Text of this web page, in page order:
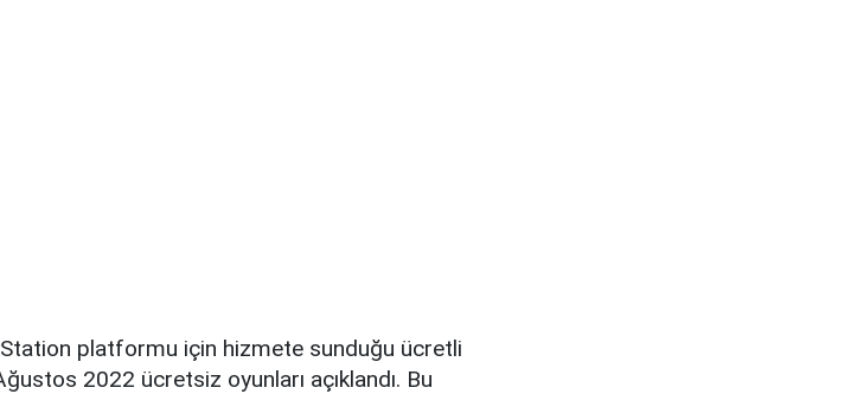
platformu için hizmete sunduğu ücretli
2022 ücretsiz oyunları açıklandı. Bu